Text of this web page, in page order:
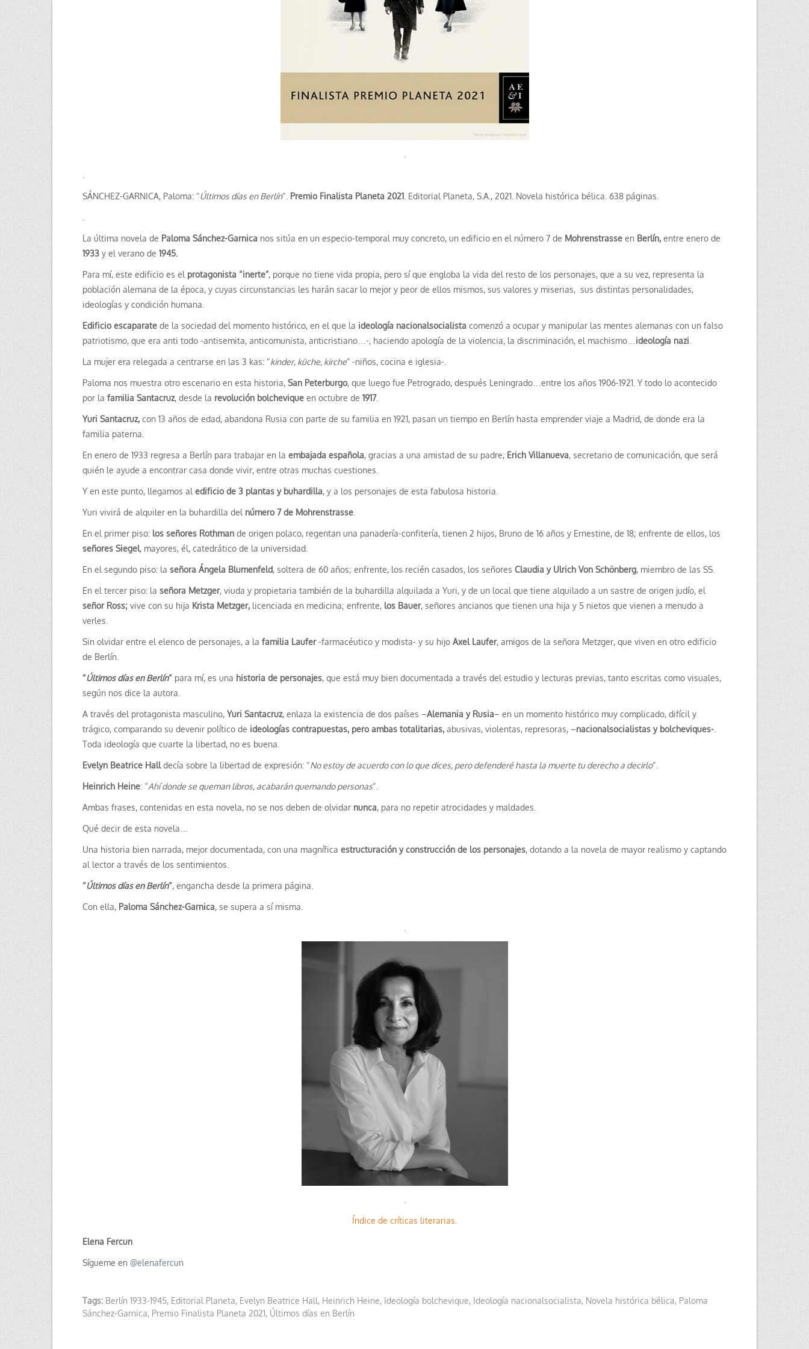
SÁNCHEZ-GARNICA, Paloma: “Últimos días en Berlín“. Premio Finalista Planeta 2021 . Editorial Planeta, S.A., 2021. Novela histórica bélica. 638 páginas.
La última novela de Paloma Sánchez-Garnica nos sitúa en un especio-temporal muy concreto, un edificio en el número 7 de Mohrenstrasse en Berlín, entre enero de
1933 y el verano de 1945.
Para mí, este edificio es el protagonista “inerte”, porque no tiene vida propia, pero sí que engloba la vida del resto de los personajes, que a su vez, representa la
población alemana de la época, y cuyas circunstancias les harán sacar lo mejor y peor de ellos mismos, sus valores y miserias, sus distintas personalidades,
ideologías y condición humana.
Edificio escaparate de la sociedad del momento histórico, en el que la ideología nacionalsocialista comenzó a ocupar y manipular las mentes alemanas con un falso
patriotismo, que era anti todo -antisemita, anticomunista, anticristiano…-, haciendo apología de la violencia, la discriminación, el machismo… ideología nazi
La mujer era relegada a centrarse en las 3 kas: “kinder, küche, kirche” -niños, cocina e iglesia-.
Paloma nos muestra otro escenario en esta historia, San Peterburgo, que luego fue Petrogrado, después Leningrado…entre los años 1906-1921. Y todo lo acontecido
por la familia Santacruz, desde la revolución bolchevique en octubre de 1917.
Yuri Santacruz, con 13 años de edad, abandona Rusia con parte de su familia en 1921, pasan un tiempo en Berlín hasta emprender viaje a Madrid, de donde era la
familia paterna.
En enero de 1933 regresa a Berlín para trabajar en la embajada española, gracias a una amistad de su padre, Erich Villanueva, secretario de comunicación, que será
quién le ayude a encontrar casa donde vivir, entre otras muchas cuestiones.
Y en este punto, llegamos al edificio de 3 plantas y buhardilla, y a los personajes de esta fabulosa historia.
Yuri vivirá de alquiler en la buhardilla del número 7 de Mohrenstrasse
En el primer piso: los señores Rothman de origen polaco, regentan una panadería-confitería, tienen 2 hijos, Bruno de 16 años y Ernestine, de 18; enfrente de ellos, los
señores Siegel, mayores, él, catedrático de la universidad.
En el segundo piso: la señora Ángela Blumenfeld, soltera de 60 años; enfrente, los recién casados, los señores Claudia y Ulrich Von Schönberg, miembro de las SS.
En el tercer piso: la señora Metzger, viuda y propietaria también de la buhardilla alquilada a Yuri, y de un local que tiene alquilado a un sastre de origen judío, el
señor Ross; vive con su hija Krista Metzger, licenciada en medicina; enfrente, los Bauer, señores ancianos que tienen una hija y 5 nietos que vienen a menudo a
verles.
Sin olvidar entre el elenco de personajes, a la familia Laufer-farmacéutico y modista- y su hijo Axel Laufer, amigos de la señora Metzger, que viven en otro edificio
de Berlín.
“Últimos días en Berlín“ para mí, es una historia de personajes, que está muy bien documentada a través del estudio y lecturas previas, tanto escritas como visuales,
según nos dice la autora.
A través del protagonista masculino, Yuri Santacruz, enlaza la existencia de dos países –Alemania y Rusia– en un momento histórico muy complicado, difícil y
trágico, comparando su devenir político de ideologías contrapuestas, pero ambas totalitarias, abusivas, violentas, represoras, –nacionalsocialistas y bolcheviques-
Toda ideología que cuarte la libertad, no es buena.
Evelyn Beatrice Halldecía sobre la libertad de expresión: “No estoy de acuerdo con lo que dices, pero defenderé hasta la muerte tu derecho a decirlo“.
Heinrich Heine: “Ahí donde se queman libros, acabarán quemando personas“.
Ambas frases, contenidas en esta novela, no se nos deben de olvidar nunca, para no repetir atrocidades y maldades.
Qué decir de esta novela…
Una historia bien narrada, mejor documentada, con una magnífica estructuración y construcción de los personajes, dotando a la novela de mayor realismo y captando
al lector a través de los sentimientos.
“Últimos días en Berlín“, engancha desde la primera página.
Con ella, Paloma Sánchez-Garnica, se supera a sí misma.
Índice de críticas literarias.
Elena Fercun
Sígueme en @elenafercun
Tags: Berlín 1933-1945, Editorial Planeta, Evelyn Beatrice Hall, Heinrich Heine, Ideología bolchevique, Ideología nacionalsocialista, Novela histórica bélica, Paloma
Sánchez-Garnica, Premio Finalista Planeta 2021, Últimos días en Berlín